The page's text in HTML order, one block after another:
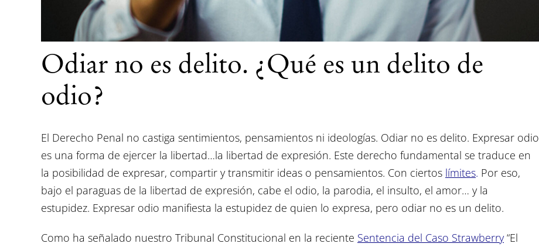
Odiar no es delito. ¿Qué es un delito de
odio?
El Derecho Penal no castiga sentimientos, pensamientos ni ideologías. Odiar no es delito. Expresar odio
es una forma de ejercer la libertad…la libertad de expresión. Este derecho fundamental se traduce en
la posibilidad de expresar, compartir y transmitir ideas o pensamientos. Con ciertos límites. Por eso,
bajo el paraguas de la libertad de expresión, cabe el odio, la parodia, el insulto, el amor… y la
estupidez. Expresar odio manifiesta la estupidez de quien lo expresa, pero odiar no es un delito.
Como ha señalado nuestro Tribunal Constitucional en la reciente Sentencia del Caso Strawberry“El